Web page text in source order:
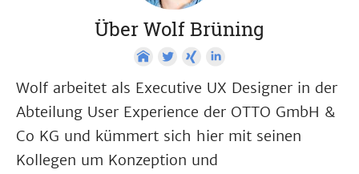
Über Wolf Brüning
Wolf arbeitet als Executive UX Designer in der
Abteilung User Experience der OTTO GmbH &
Co KG und kümmert sich hier mit seinen
Kollegen um Konzeption und